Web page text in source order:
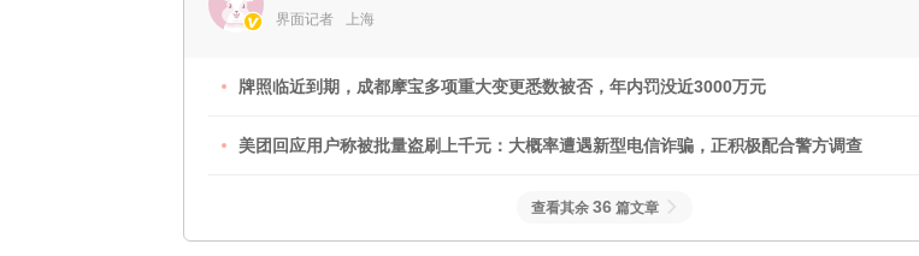
界面记者 上海
牌照临近到期，成都摩宝多项重大变更悉数被否，年内罚没近3000万元
美团回应用户称被批量盗刷上千元：大概率遭遇新型电信诈骗，正积极配合警方调查
查看其余 36 篇文章